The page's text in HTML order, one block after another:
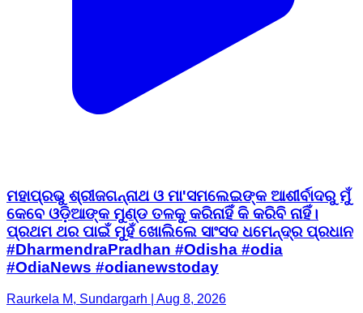
ମହାପ୍ରଭୁ ଶ୍ରୀଜଗନ୍ନାଥ ଓ ମା'ସମଲେଇଙ୍କ ଆଶୀର୍ବାଦରୁ ମୁଁ
କେବେ ଓଡ଼ିଆଙ୍କ ମୁଣ୍ଡ ତଳକୁ କରିନାହିଁ କି କରିବି ନାହିଁ।
ପ୍ରଥମ ଥର ପାଇଁ ମୁହଁ ଖୋଲିଲେ ସାଂସଦ ଧମେନ୍ଦ୍ର ପ୍ରଧାନ
#DharmendraPradhan #Odisha #odia
#OdiaNews #odianewstoday
Raurkela M, Sundargarh | Aug 8, 2026